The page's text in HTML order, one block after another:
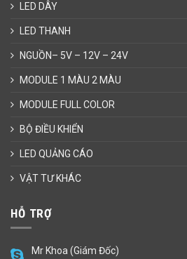
LED DÂY
LED THANH
NGUỒN– 5V – 12V – 24V
MODULE 1 MÀU 2 MÀU
MODULE FULL COLOR
BỘ ĐIỀU KHIỂN
LED QUẢNG CÁO
VẬT TƯ KHÁC
HỖ TRỢ
Mr Khoa (Giám Đốc)